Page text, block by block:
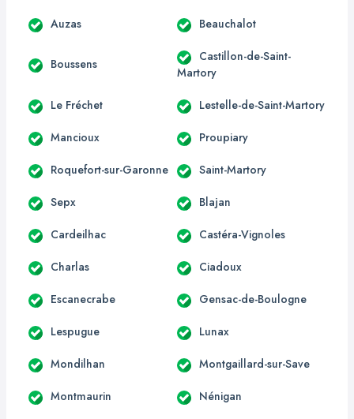
Auzas Beauchalot
Boussens
Castillon-de-Saint-
Martory
Le Fréchet Lestelle-de-Saint-Martory
Mancioux Proupiary
Roquefort-sur-Garonne Saint-Martory
Sepx Blajan
Cardeilhac Castéra-Vignoles
Charlas Ciadoux
Escanecrabe Gensac-de-Boulogne
Lespugue Lunax
Mondilhan Montgaillard-sur-Save
Montmaurin Nénigan